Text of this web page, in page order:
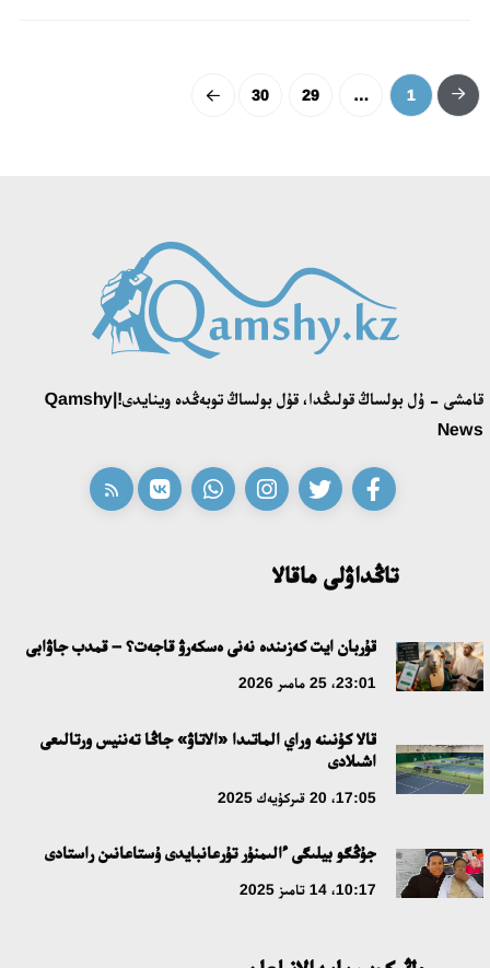
1
…
29
30
قامشى - ۇل بولساڭ قولىڭدا، قۇل بولساڭ توبەڭدە وينايدى!|Qamshy
News
تاڭداۋلى ماقالا
قۇربان ايت كەزىندە نەنى ەسكەرۋ قاجەت؟ – قمدب جاۋابى
23:01، 25 مامىر 2026
قالا كۇنىنە وراي الماتىدا «الاتاۋ» جاڭا تەننيس ورتالىعى
اشىلادى
17:05، 20 قىركۇيەك 2025
جۇڭگو بيلىگى ءالىمنۇر تۇرعانبايدى ۇستاعانىن راستادى
10:17، 14 تامىز 2025